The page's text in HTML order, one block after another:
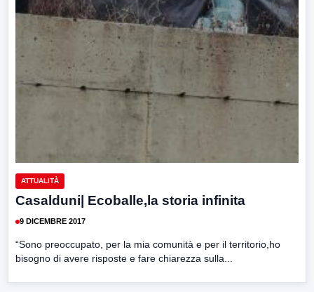
ATTUALITÀ
Casalduni| Ecoballe,la storia infinita
9 DICEMBRE 2017
“Sono preoccupato, per la mia comunità e per il territorio,ho
bisogno di avere risposte e fare chiarezza sulla...